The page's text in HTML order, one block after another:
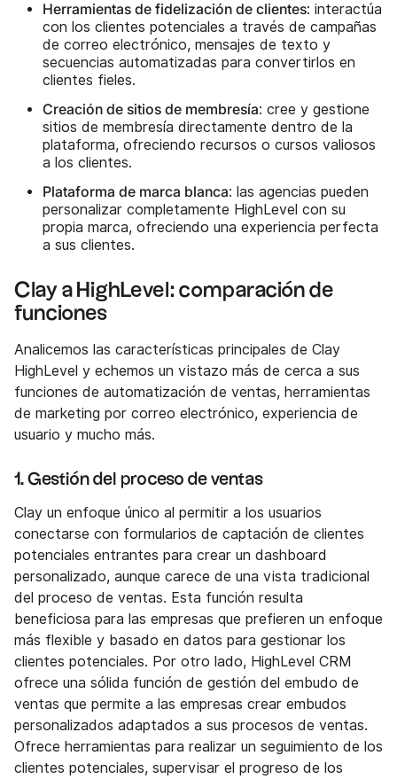
Herramientas de fidelización de clientes: interactúa
con los clientes potenciales a través de campañas
de correo electrónico, mensajes de texto y
secuencias automatizadas para convertirlos en
clientes fieles.
Creación de sitios de membresía: cree y gestione
sitios de membresía directamente dentro de la
plataforma, ofreciendo recursos o cursos valiosos
a los clientes.
Plataforma de marca blanca: las agencias pueden
personalizar completamente HighLevel con su
propia marca, ofreciendo una experiencia perfecta
a sus clientes.
Clay a HighLevel: comparación de
funciones
Analicemos las características principales de Clay
HighLevel y echemos un vistazo más de cerca a sus
funciones de automatización de ventas, herramientas
de marketing por correo electrónico, experiencia de
usuario y mucho más.
1. Gestión del proceso de ventas
Clay un enfoque único al permitir a los usuarios
conectarse con formularios de captación de clientes
potenciales entrantes para crear un dashboard
personalizado, aunque carece de una vista tradicional
del proceso de ventas. Esta función resulta
beneficiosa para las empresas que prefieren un enfoque
más flexible y basado en datos para gestionar los
clientes potenciales. Por otro lado, HighLevel CRM
ofrece una sólida función de gestión del embudo de
ventas que permite a las empresas crear embudos
personalizados adaptados a sus procesos de ventas.
Ofrece herramientas para realizar un seguimiento de los
clientes potenciales, supervisar el progreso de los